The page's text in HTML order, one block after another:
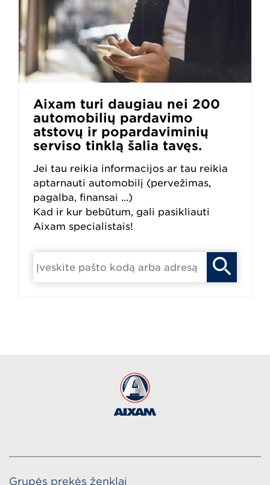
Aixam turi daugiau nei 200
automobilių pardavimo
atstovų ir popardaviminių
serviso tinklą šalia tavęs.
Jei tau reikia informacijos ar tau reikia
aptarnauti automobilį (pervežimas,
pagalba, finansai ...)
Kad ir kur bebūtum, gali pasikliauti
Aixam specialistais!
Grupės prekės ženklai